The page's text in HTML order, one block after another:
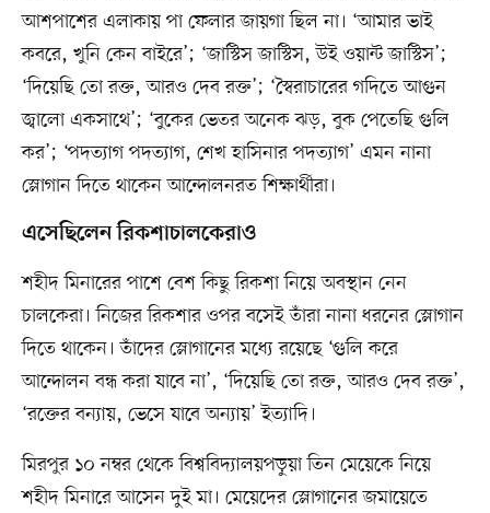
আশপাশের এলাকায় পা ফেলার জায়গা ছিল না। ‘আমার ভাই
কবরে, খুনি কেন বাইরে’; ‘জাস্টিস জাস্টিস, উই ওয়ান্ট জাস্টিস’;
‘দিয়েছি তো রক্ত, আরও দেব রক্ত’; ‘স্বৈরাচারের গদিতে আগুন
জ্বালো একসাথে’; ‘বুকের ভেতর অনেক ঝড়, বুক পেতেছি গুলি
কর’; ‘পদত্যাগ পদত্যাগ, শেখ হাসিনার পদত্যাগ’ এমন নানা
স্লোগান দিতে থাকেন আন্দোলনরত শিক্ষার্থীরা।
এসেছিলেন রিকশাচালকেরাও
শহীদ মিনারের পাশে বেশ কিছু রিকশা নিয়ে অবস্থান নেন
চালকেরা। নিজের রিকশার ওপর বসেই তাঁরা নানা ধরনের স্লোগান
দিতে থাকেন। তাঁদের স্লোগানের মধ্যে রয়েছে ‘গুলি করে
আন্দোলন বন্ধ করা যাবে না’, ‘দিয়েছি তো রক্ত, আরও দেব রক্ত’,
‘রক্তের বন্যায়, ভেসে যাবে অন্যায়’ ইত্যাদি।
মিরপুর ১০ নম্বর থেকে বিশ্ববিদ্যালয়পড়ুয়া তিন মেয়েকে নিয়ে
শহীদ মিনারে আসেন দুই মা। মেয়েদের স্লোগানের জমায়েতে